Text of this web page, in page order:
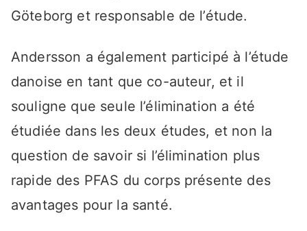
Göteborg et responsable de l’étude.
Andersson a également participé à l’étude
danoise en tant que co-auteur, et il
souligne que seule l’élimination a été
étudiée dans les deux études, et non la
question de savoir si l’élimination plus
rapide des PFAS du corps présente des
avantages pour la santé.